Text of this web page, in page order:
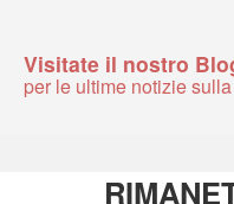
Visitate il nostro
per le ultime notizie